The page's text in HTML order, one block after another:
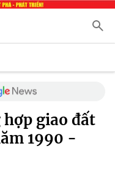
giao đất
1990 -